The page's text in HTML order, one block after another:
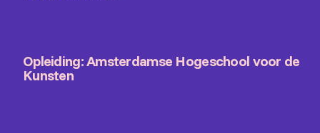
Opleiding: Amsterdamse Hogeschool voor de
Kunsten